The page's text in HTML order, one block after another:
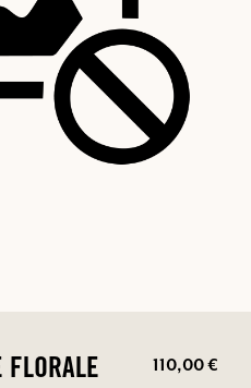
FLORALE 110,00 €